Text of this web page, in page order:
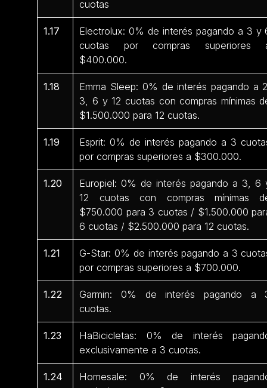
cuotas
1.17
Electrolux: 0% de interés pagando a 3 y
cuotas por compras superiores
$400.000.
1.18
Emma Sleep: 0% de interés pagando a
3, 6 y 12 cuotas con compras mínimas
$1.500.000 para 12 cuotas.
1.19
Esprit: 0% de interés pagando a 3
por compras superiores a $300.000.
1.20
Europiel: 0% de interés pagando a 3, 6
12 cuotas con compras mínimas
$750.000 para 3 cuotas / $1.500.000
6 cuotas / $2.500.000 para 12 cuotas.
1.21
G-Star: 0% de interés pagando a 3
por compras superiores a $700.000.
1.22
Garmin: 0% de interés pagando a
cuotas.
1.23
HaBicicletas: 0% de interés
exclusivamente a 3 cuotas.
1.24
Homesale: 0% de interés